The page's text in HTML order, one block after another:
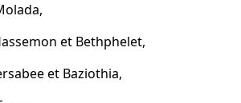
et Bethphelet,
et Baziothia,